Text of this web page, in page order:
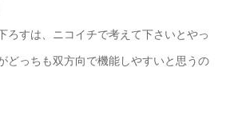
ろすは、ニコイチで考えて下さいとやっ
どっちも双方向で機能しやすいと思うの